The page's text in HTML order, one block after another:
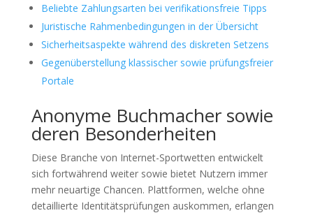
Beliebte Zahlungsarten bei verifikationsfreie Tipps
Juristische Rahmenbedingungen in der Übersicht
Sicherheitsaspekte während des diskreten Setzens
Gegenüberstellung klassischer sowie prüfungsfreier
Portale
Anonyme Buchmacher sowie
deren Besonderheiten
Diese Branche von Internet-Sportwetten entwickelt
sich fortwährend weiter sowie bietet Nutzern immer
mehr neuartige Chancen. Plattformen, welche ohne
detaillierte Identitätsprüfungen auskommen, erlangen